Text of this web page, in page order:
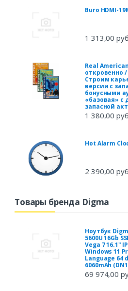
Buro HDMI-
1 313,00
Real
откровенно
Строим
версии с
бонусными
«базовая» с
запасной
1 380,00
Hot Alarm
2 390,00
Товары бренда Digma
Ноутбук
5600U 16Gb
Vega 7 16.1"
Windows 11
Language 64
6060mAh
69 974,00